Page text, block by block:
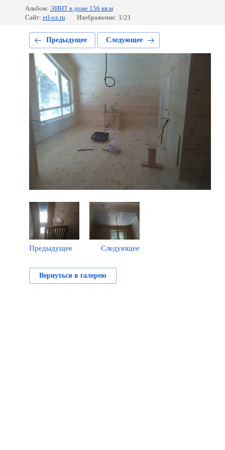
Альбом: ЭИНТ в доме 156 кв.м
Сайт: etl-oz.ru Изображение: 1/21
Предыдущее Следующее
Предыдущее Следующее
Вернуться в галерею